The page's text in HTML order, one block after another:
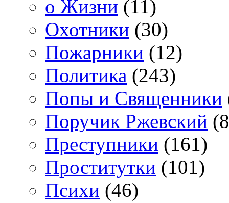
о Жизни (11)
Охотники (30)
Пожарники (12)
Политика (243)
Попы и Священники
Поручик Ржевский
Преступники (161)
Проститутки (101)
Психи (46)